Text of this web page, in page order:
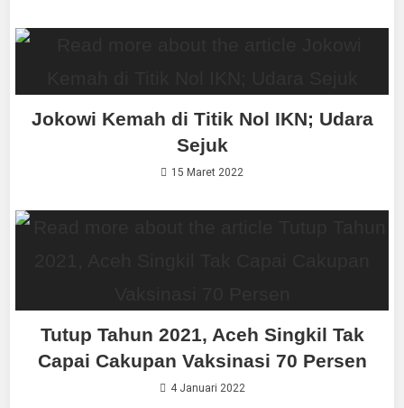
Jokowi Kemah di Titik Nol IKN; Udara
Sejuk
15 Maret 2022
Tutup Tahun 2021, Aceh Singkil Tak
Capai Cakupan Vaksinasi 70 Persen
4 Januari 2022